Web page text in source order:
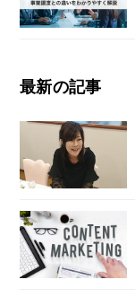
最新の記事